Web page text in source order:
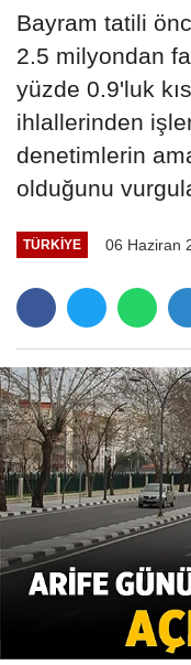
Bayram tatili
2.5 milyondan
yüzde 0.9'luk
ihlallerinden
denetimlerin
olduğunu
TÜRKIYE 06 Haziran